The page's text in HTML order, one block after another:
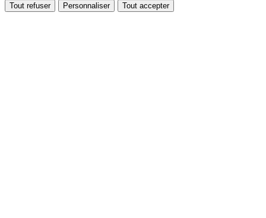
Tout refuser Personnaliser Tout accepter